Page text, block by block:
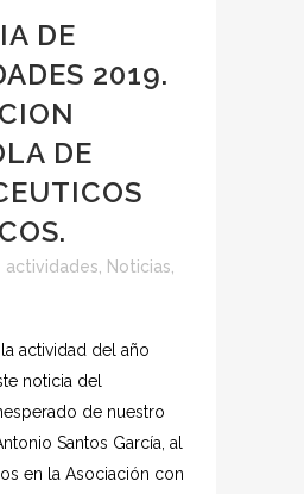
DE
2019.
DE
actividades Noticias
actividad del año
noticia del
de nuestro
Santos García, al
en la Asociación con